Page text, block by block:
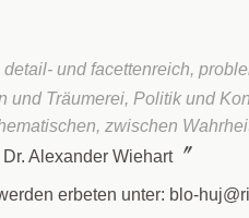
und facettenreich,
und Träumerei, Politik und
zwischen
Dr. Alexander Wiehart
erbeten unter: blo-